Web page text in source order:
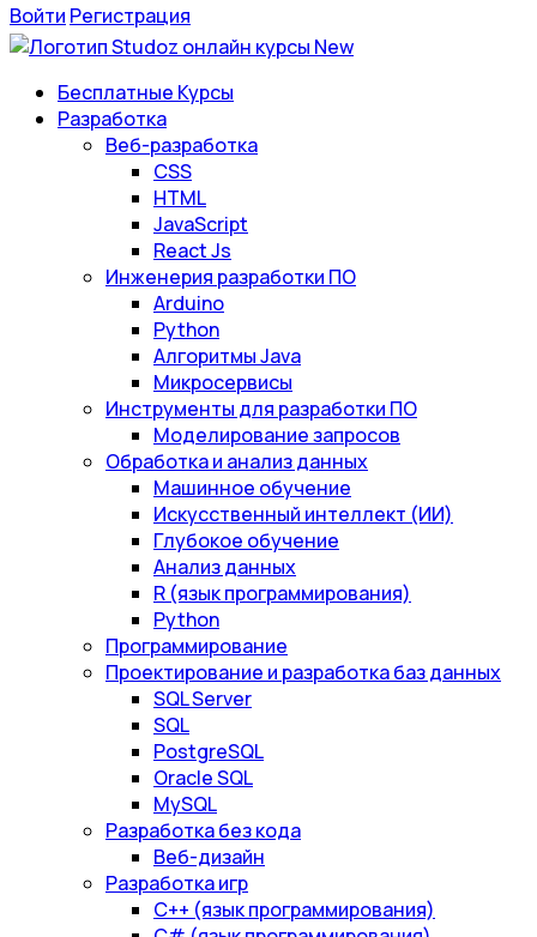
Войти Регистрация
Бесплатные Курсы
Разработка
Веб-разработка
CSS
HTML
JavaScript
React Js
Инженерия разработки ПО
Arduino
Python
Алгоритмы Java
Микросервисы
Инструменты для разработки ПО
Моделирование запросов
Обработка и анализ данных
Машинное обучение
Искусственный интеллект (ИИ)
Глубокое обучение
Анализ данных
R (язык программирования)
Python
Программирование
Проектирование и разработка баз данных
SQL Server
SQL
PostgreSQL
Oracle SQL
MySQL
Разработка без кода
Веб-дизайн
Разработка игр
С++ (язык программирования)